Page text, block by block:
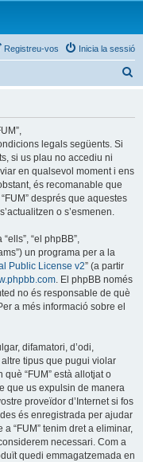
Inicia la sessió
Registreu-vos
legals següents. Si
si us plau no accediu ni
en qualsevol moment i ens
és recomanable que
després que aquestes
o s’esmenen.
“el phpBB”,
un programa per a la
Public License v2” (a partir
. El phpBB només
no és responsable de què
a més informació sobre el
difamatori, d’odi,
tipus que pugui violar
“FUM” està allotjat o
que us expulsin de manera
proveïdor d’Internet si fos
és enregistrada per ajudar
“FUM” tenim dret a eliminar,
necessari. Com a
quedi emmagatzemada en